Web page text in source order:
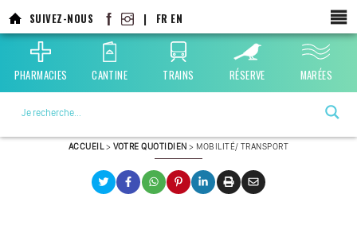
au
contenu
principal
SUIVEZ-NOUS | FR EN
PHARMACIES CANTINE TRAINS RÉSERVE MARÉES
ACCUEIL> VOTRE QUOTIDIEN > MOBILITÉ/ TRANSPORT